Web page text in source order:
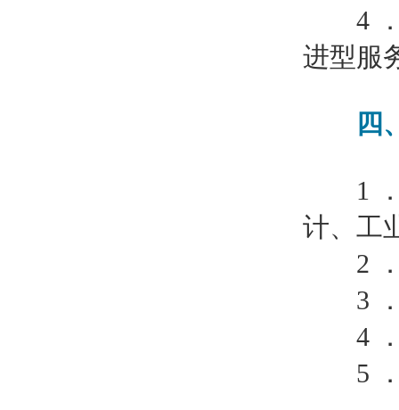
4 ．
进型服
四、
1 ．
计、工
2 ．
3 ．
4 ．
5 ．